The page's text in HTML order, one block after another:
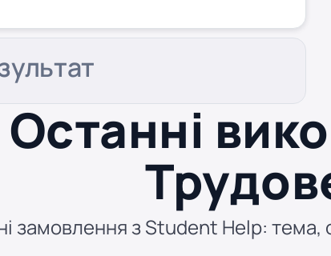
Останні
замовлення з Student Help: тема,